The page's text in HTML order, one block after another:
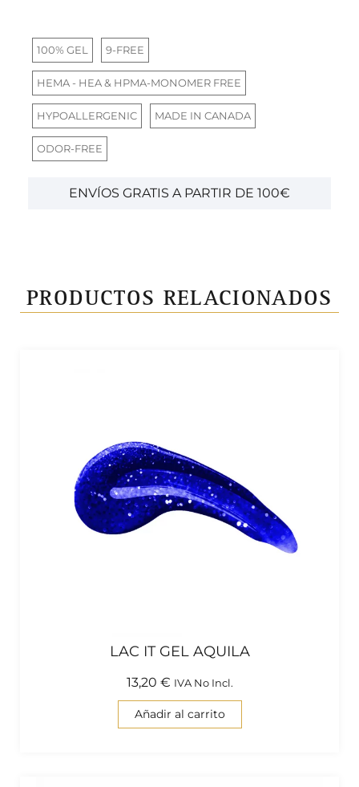
100% GEL 9-FREE
HEMA - HEA & HPMA-MONOMER FREE
HYPOALLERGENIC MADE IN CANADA
ODOR-FREE
ENVÍOS GRATIS A PARTIR DE 100€
PRODUCTOS RELACIONADOS
LAC IT GEL AQUILA
13,20 € IVA No Incl.
Añadir al carrito